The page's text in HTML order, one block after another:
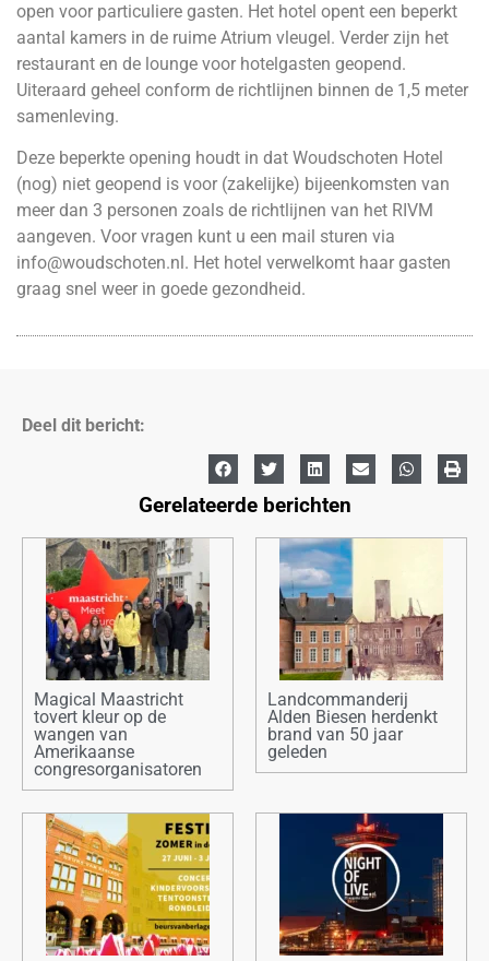
open voor particuliere gasten. Het hotel opent een beperkt
aantal kamers in de ruime Atrium vleugel. Verder zijn het
restaurant en de lounge voor hotelgasten geopend.
Uiteraard geheel conform de richtlijnen binnen de 1,5 meter
samenleving.
Deze beperkte opening houdt in dat Woudschoten Hotel
(nog) niet geopend is voor (zakelijke) bijeenkomsten van
meer dan 3 personen zoals de richtlijnen van het RIVM
aangeven. Voor vragen kunt u een mail sturen via
info@woudschoten.nl . Het hotel verwelkomt haar gasten
graag snel weer in goede gezondheid.
Deel dit bericht:
Gerelateerde berichten
Magical Maastricht
tovert kleur op de
wangen van
Amerikaanse
congresorganisatoren
Landcommanderij
Alden Biesen herdenkt
brand van 50 jaar
geleden